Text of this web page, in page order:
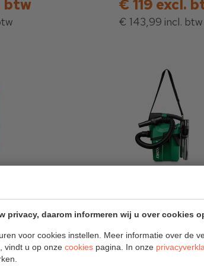
privacy, daarom informeren wij u over cookies
voor cookies instellen. Meer informatie over de
vindt u op onze cookies pagina. In onze
btw € 119 excl.
€ 143,99 incl. btw
droogstofzuiger
€ 149 excl.